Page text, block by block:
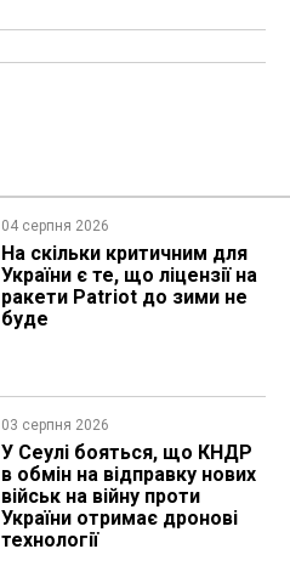
04 серпня 2026
На скільки критичним для
України є те, що ліцензії на
ракети Patriot до зими не
буде
03 серпня 2026
У Сеулі бояться, що КНДР
в обмін на відправку нових
військ на війну проти
України отримає дронові
технології